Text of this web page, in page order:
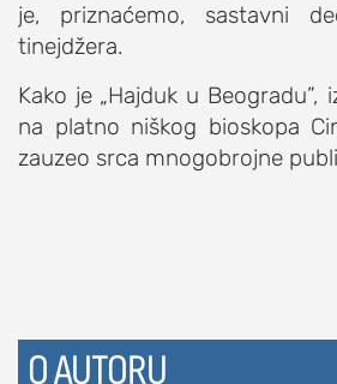
je, priznaćemo, sastavni
tinejdžera.
Kako je „Hajduk u Beogradu”,
na platno niškog bioskopa
zauzeo srca mnogobrojne
O AUTORU